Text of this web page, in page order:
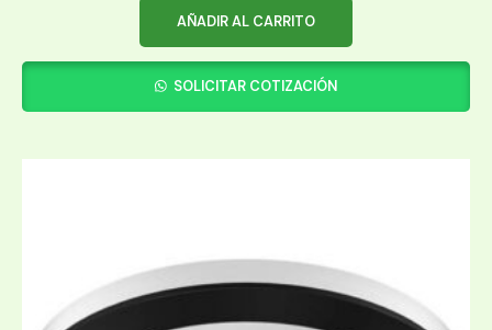
AÑADIR AL CARRITO
SOLICITAR COTIZACIÓN